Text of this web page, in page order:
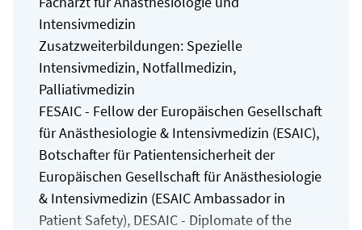
Intensivmedizin
Zusatzweiterbildungen: Spezielle
Intensivmedizin, Notfallmedizin,
Palliativmedizin
FESAIC - Fellow der Europäischen Gesellschaft
für Anästhesiologie & Intensivmedizin (ESAIC),
Botschafter für Patientensicherheit der
Europäischen Gesellschaft für Anästhesiologie
& Intensivmedizin (ESAIC Ambassador in
Patient Safety), DESAIC - Diplomate of the